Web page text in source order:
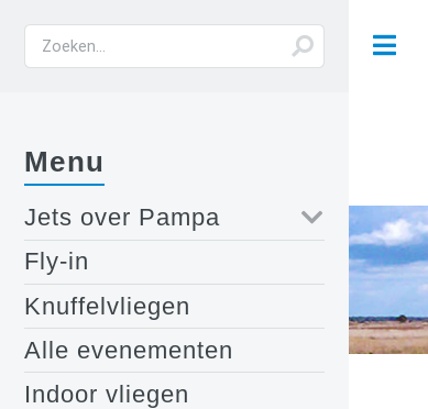
Menu
Jets over Pampa
Fly-in
Knuffelvliegen
Alle evenementen
Indoor vliegen